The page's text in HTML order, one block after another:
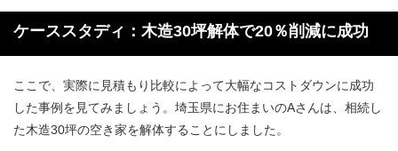
ケーススタディ：木造30坪解体で20％削減に成功
ここで、実際に見積もり比較によって大幅なコストダウンに成功
した事例を見てみましょう。埼玉県にお住まいのAさんは、相続し
た木造30坪の空き家を解体することにしました。